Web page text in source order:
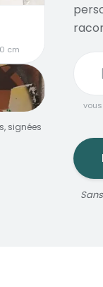
cm
signées